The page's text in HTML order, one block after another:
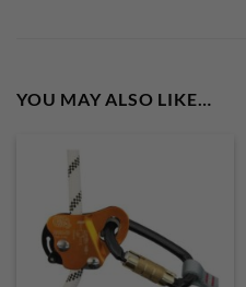
YOU MAY ALSO LIKE…